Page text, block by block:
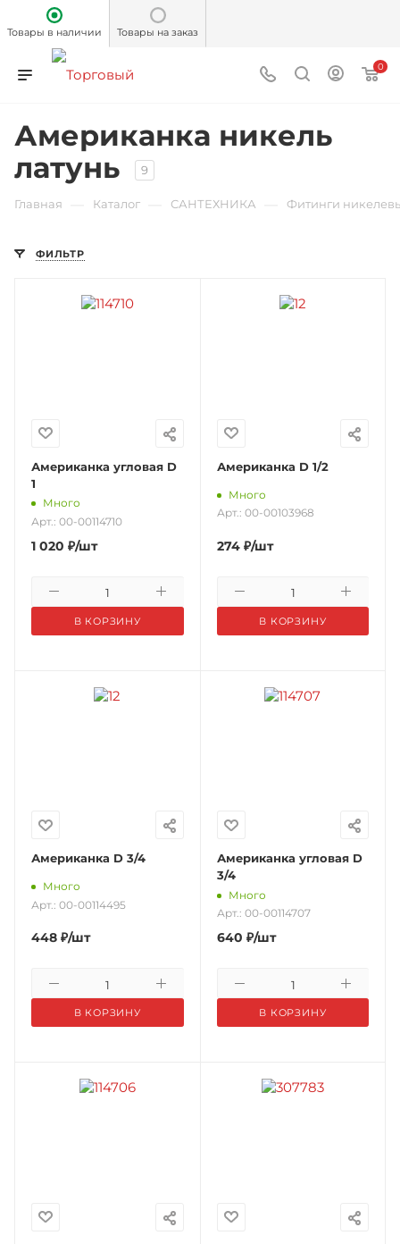
Товары в наличии Товары на заказ
0
Американка никель
латунь
9
Главная Каталог САНТЕХНИКА Фитинги
ФИЛЬТР
Американка угловая D
1
Много
Арт.: 00-00114710
1 020 ₽/шт
В КОРЗИНУ
Американка D 1/2
Много
Арт.: 00-00103968
274₽/шт
В КОРЗИНУ
Американка D 3/4
Много
Арт.: 00-00114495
448 ₽/шт
В КОРЗИНУ
Американка угловая D
3/4
Много
Арт.: 00-00114707
640 ₽/шт
В КОРЗИНУ